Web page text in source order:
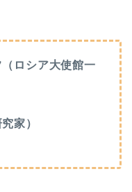
ロシア大使館一
家）